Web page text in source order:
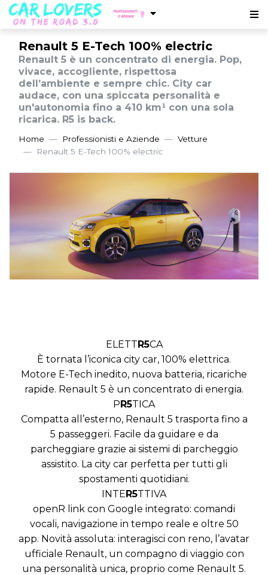
Renault 5 E-Tech 100% electric
Renault 5 è un concentrato di energia. Pop,
vivace, accogliente, rispettosa
dell’ambiente e sempre chic. City car
audace, con una spiccata personalità e
un'autonomia fino a 410 km¹ con una sola
ricarica. R5 is back.
Home Professionisti e Aziende
Vetture
Renault 5 E-Tech 100% electric
ELETTR5CA
È tornata l’iconica city car, 100% elettrica.
Motore E-Tech inedito, nuova batteria, ricariche
rapide. Renault 5 è un concentrato di energia.
PR5TICA
Compatta all’esterno, Renault 5 trasporta fino a
5 passeggeri. Facile da guidare e da
parcheggiare grazie ai sistemi di parcheggio
assistito. La city car perfetta per tutti gli
spostamenti quotidiani.
INTER5TTIVA
openR link con Google integrato: comandi
vocali, navigazione in tempo reale e oltre 50
app. Novità assoluta: interagisci con reno, l’avatar
ufficiale Renault, un compagno di viaggio con
una personalità unica, proprio come Renault 5.